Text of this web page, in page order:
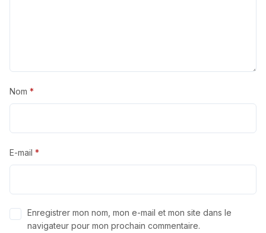
Nom *
E-mail *
Enregistrer mon nom, mon e-mail et mon site dans le
navigateur pour mon prochain commentaire.